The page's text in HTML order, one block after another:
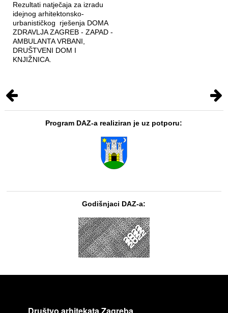
Rezultati natječaja za izradu
idejnog arhitektonsko-
urbanističkog rješenja DOMA
ZDRAVLJA ZAGREB - ZAPAD -
AMBULANTA VRBANI,
DRUŠTVENI DOM I
KNJIŽNICA.
Program DAZ-a realiziran je uz potporu:
Godišnjaci DAZ-a: